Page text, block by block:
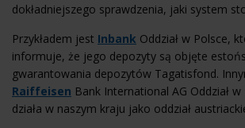
dokładniejszego sprawdzenia, jaki system
Przykładem jest Inbank Oddział w Polsce,
informuje, że jego depozyty są objęte
gwarantowania depozytów Tagatisfond.
Raiffeisen Bank International AG Oddział
działa w naszym kraju jako oddział